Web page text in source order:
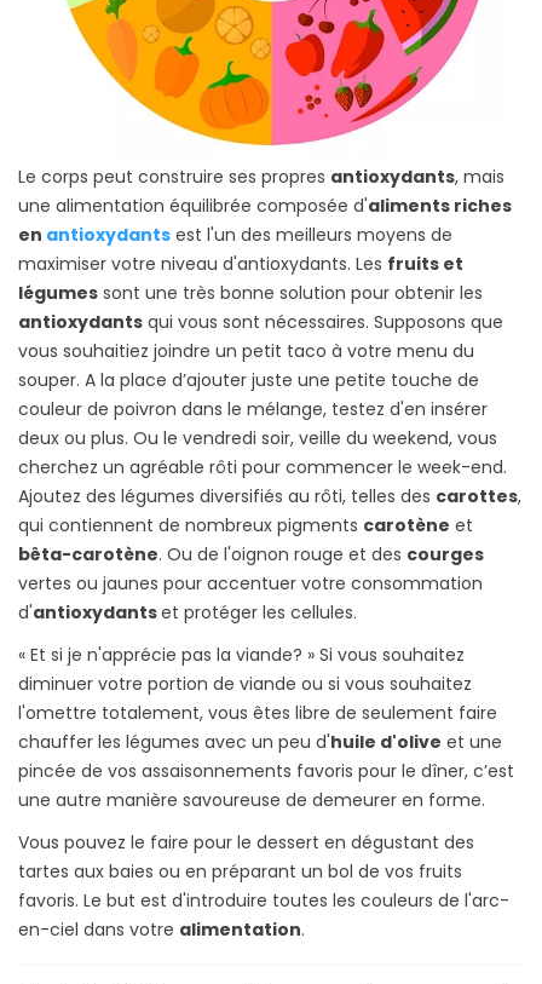
Le corps peut construire ses propres antioxydants, mais
une alimentation équilibrée composée d'aliments riches
en antioxydants est l'un des meilleurs moyens de
maximiser votre niveau d'antioxydants. Les fruits et
légumes sont une très bonne solution pour obtenir les
antioxydants qui vous sont nécessaires. Supposons que
vous souhaitiez joindre un petit taco à votre menu du
souper. A la place d’ajouter juste une petite touche de
couleur de poivron dans le mélange, testez d'en insérer
deux ou plus. Ou le vendredi soir, veille du weekend, vous
cherchez un agréable rôti pour commencer le week-end.
Ajoutez des légumes diversifiés au rôti, telles des carottes,
qui contiennent de nombreux pigments carotène et
bêta-carotène. Ou de l'oignon rouge et des courges
vertes ou jaunes pour accentuer votre consommation
d'antioxydantset protéger les cellules.
« Et si je n'apprécie pas la viande? » Si vous souhaitez
diminuer votre portion de viande ou si vous souhaitez
l'omettre totalement, vous êtes libre de seulement faire
chauffer les légumes avec un peu d'huile d'olive et une
pincée de vos assaisonnements favoris pour le dîner, c’est
une autre manière savoureuse de demeurer en forme.
Vous pouvez le faire pour le dessert en dégustant des
tartes aux baies ou en préparant un bol de vos fruits
favoris. Le but est d'introduire toutes les couleurs de l'arc-
en-ciel dans votre alimentation.